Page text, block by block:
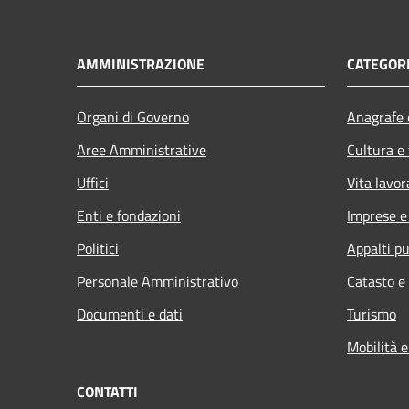
AMMINISTRAZIONE
Organi di Governo
Aree Amministrative
Uffici
Enti e fondazioni
Politici
Personale Amministrativo
Documenti e dati
Cultura
Vita
Imprese
Appalti
Catasto
Turismo
Mobilità
CONTATTI